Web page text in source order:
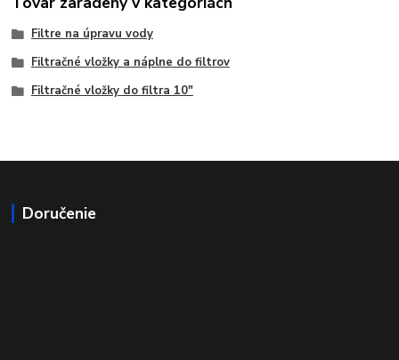
Filtre na úpravu vody
Filtračné vložky a náplne do filtrov
Filtračné vložky do filtra 10"
Doručenie